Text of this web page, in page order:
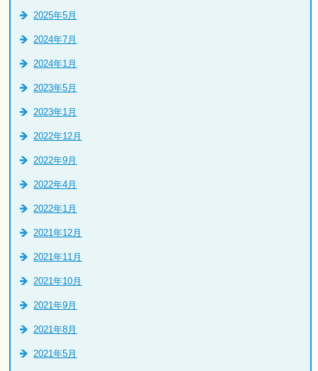
2025年5月
2024年7月
2024年1月
2023年5月
2023年1月
2022年12月
2022年9月
2022年4月
2022年1月
2021年12月
2021年11月
2021年10月
2021年9月
2021年8月
2021年5月